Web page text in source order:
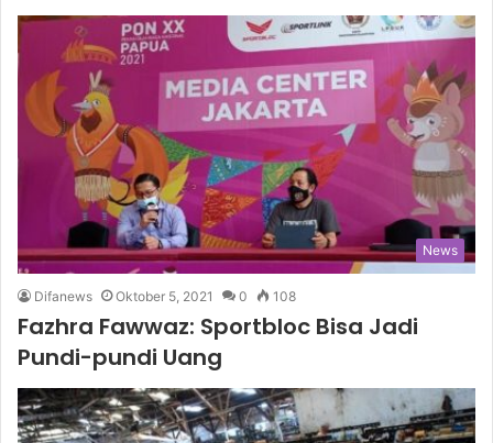
News
Difanews Oktober 5, 2021 0 108
Fazhra Fawwaz: Sportbloc Bisa Jadi
Pundi-pundi Uang